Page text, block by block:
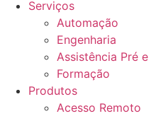
Serviços
Automação
Engenharia
Assistência Pré
Formação
Produtos
Acesso Remoto